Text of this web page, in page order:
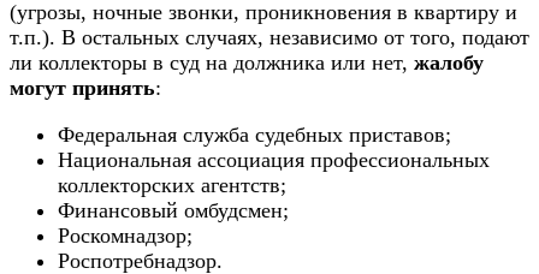
(угрозы, ночные звонки, проникновения в квартиру и
т.п.). В остальных случаях, независимо от того, подают
ли коллекторы в суд на должника или нет, жалобу
могут принять:
Федеральная служба судебных приставов;
Национальная ассоциация профессиональных
коллекторских агентств;
Финансовый омбудсмен;
Роскомнадзор;
Роспотребнадзор.